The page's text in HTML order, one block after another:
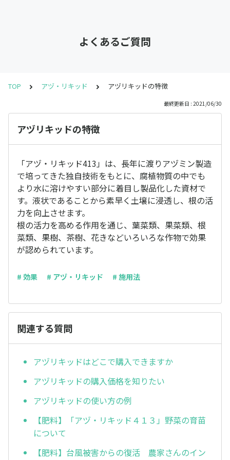
よくあるご質問
TOP アヅ・リキッド アヅリキッドの特徴
最終更新日 : 2021/06/30
アヅリキッドの特徴
「アヅ・リキッド413」は、長年に渡りアヅミン製造
で培ってきた独自技術をもとに、腐植物質の中でも
より水に溶けやすい部分に着目し製品化した資材で
す。液状であることから素早く土壌に浸透し、根の活
力を向上させます。
根の活力を高める作用を通じ、葉菜類、果菜類、根
菜類、果樹、茶樹、花きなどいろいろな作物で効果
が認められています。
# 効果 # アヅ・リキッド # 施用法
関連する質問
アヅリキッドはどこで購入できますか
アヅリキッドの購入価格を知りたい
アヅリキッドの使い方の例
【肥料】「アヅ・リキッド４１３」野菜の育苗
について
【肥料】台風被害からの復活 農家さんのイン